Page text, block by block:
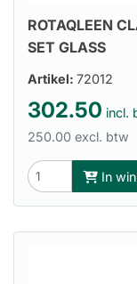
ROTAQLEEN
SET GLASS
Artikel: 72012
302.50 incl.
250.00 excl. btw
In